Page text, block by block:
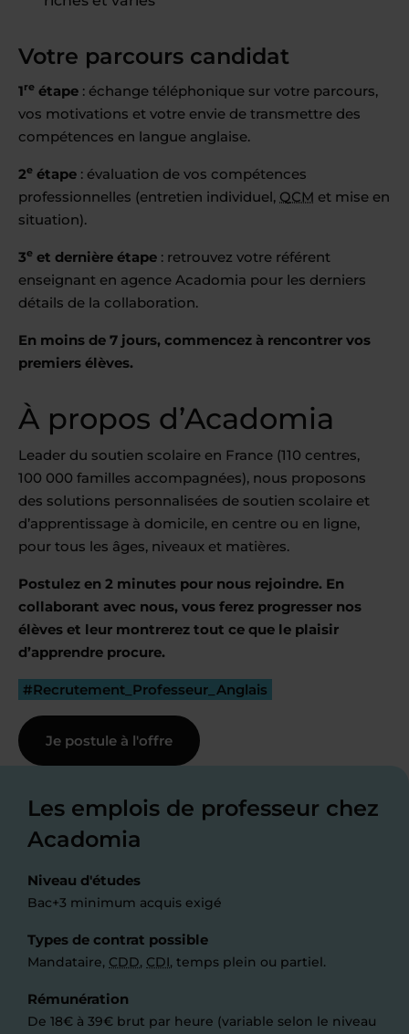
Votre parcours candidat
1re étape : échange téléphonique sur votre parcours,
vos motivations et votre envie de transmettre des
compétences en langue anglaise.
2e étape : évaluation de vos compétences
professionnelles (entretien individuel, QCM et mise en
situation).
3e et dernière étape : retrouvez votre référent
enseignant en agence Acadomia pour les derniers
détails de la collaboration.
En moins de 7 jours, commencez à rencontrer vos
premiers élèves.
À propos d’Acadomia
Leader du soutien scolaire en France (110 centres,
100 000 familles accompagnées), nous proposons
des solutions personnalisées de soutien scolaire et
d’apprentissage à domicile, en centre ou en ligne,
pour tous les âges, niveaux et matières.
Postulez en 2 minutes pour nous rejoindre. En
collaborant avec nous, vous ferez progresser nos
élèves et leur montrerez tout ce que le plaisir
d’apprendre procure.
#Recrutement_Professeur_Anglais
Je postule à l'offre
Les emplois de professeur chez
Acadomia
Niveau d'études
Bac+3 minimum acquis exigé
Types de contrat possible
Mandataire, CDD, CDI, temps plein ou partiel.
Rémunération
De 18€ à 39€ brut par heure (variable selon le niveau